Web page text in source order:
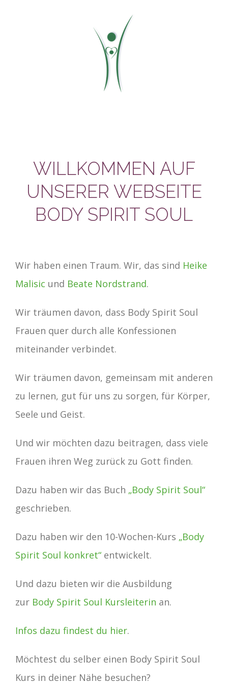
WILLKOMMEN AUF
UNSERER WEBSEITE
BODY SPIRIT SOUL
Wir haben einen Traum. Wir, das sind Heike
Malisic und Beate Nordstrand.
Wir träumen davon, dass Body Spirit Soul
Frauen quer durch alle Konfessionen
miteinander verbindet.
Wir träumen davon, gemeinsam mit anderen
zu lernen, gut für uns zu sorgen, für Körper,
Seele und Geist.
Und wir möchten dazu beitragen, dass viele
Frauen ihren Weg zurück zu Gott finden.
Dazu haben wir das Buch „Body Spirit Soul“
geschrieben.
Dazu haben wir den 10-Wochen-Kurs „Body
Spirit Soul konkret“ entwickelt.
Und dazu bieten wir die Ausbildung
zur Body Spirit Soul Kursleiterin an.
Infos dazu findest du hier.
Möchtest du selber einen Body Spirit Soul
Kurs in deiner Nähe besuchen?